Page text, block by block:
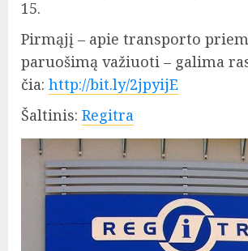
15.
Pirmąjį – apie transporto
paruošimą važiuoti – galima
čia: http://bit.ly/2jpyijE
Šaltinis: Regitra